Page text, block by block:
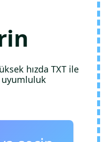
hızda TXT ile